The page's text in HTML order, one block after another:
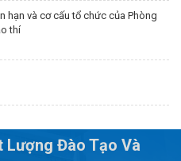
hạn và cơ cấu tổ chức của Phòng
thí
Lượng Đào Tạo Và